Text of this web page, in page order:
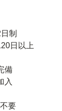
制
日以上
備
入
要